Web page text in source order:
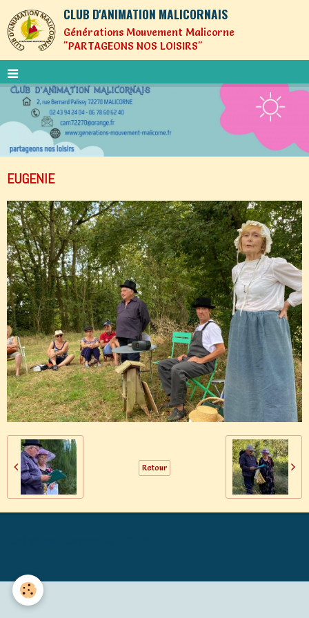
CLUB D'ANIMATION MALICORNAIS
Générations Mouvement Malicorne
"PARTAGEONS NOS LOISIRS"
EUGENIE
Retour